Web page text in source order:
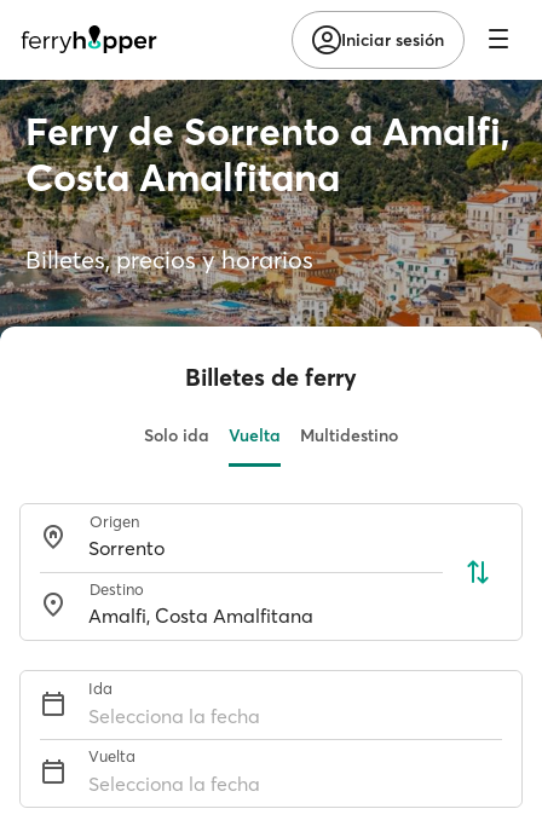
Iniciar sesión
Ferry de Sorrento a Amalfi,
Costa Amalfitana
Billetes, precios y horarios
Billetes de ferry
Solo ida Vuelta Multidestino
Origen
Destino
Ida
Selecciona la fecha
Vuelta
Selecciona la fecha